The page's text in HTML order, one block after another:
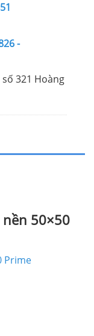
-
321 Hoàng
50×50
Prime